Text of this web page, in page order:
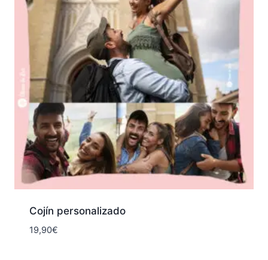
Cojín personalizado
19,90€